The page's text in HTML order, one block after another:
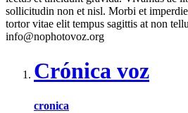
sollicitudin non et nisl. Morbi et
tortor vitae elit tempus sagittis at non
info@nophotovoz.org
Crónica voz
cronica